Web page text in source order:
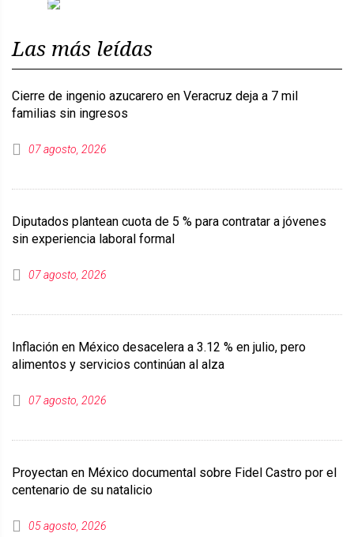
Previous
Las más leídas
Cierre de ingenio azucarero en Veracruz deja a 7 mil
familias sin ingresos
07 agosto, 2026
Diputados plantean cuota de 5 % para contratar a jóvenes
sin experiencia laboral formal
07 agosto, 2026
Inflación en México desacelera a 3.12 % en julio, pero
alimentos y servicios continúan al alza
07 agosto, 2026
Proyectan en México documental sobre Fidel Castro por el
centenario de su natalicio
05 agosto, 2026